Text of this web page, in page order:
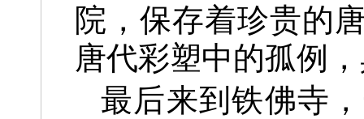
院，保存着珍贵的
唐代彩塑中的孤例
最后来到铁佛寺